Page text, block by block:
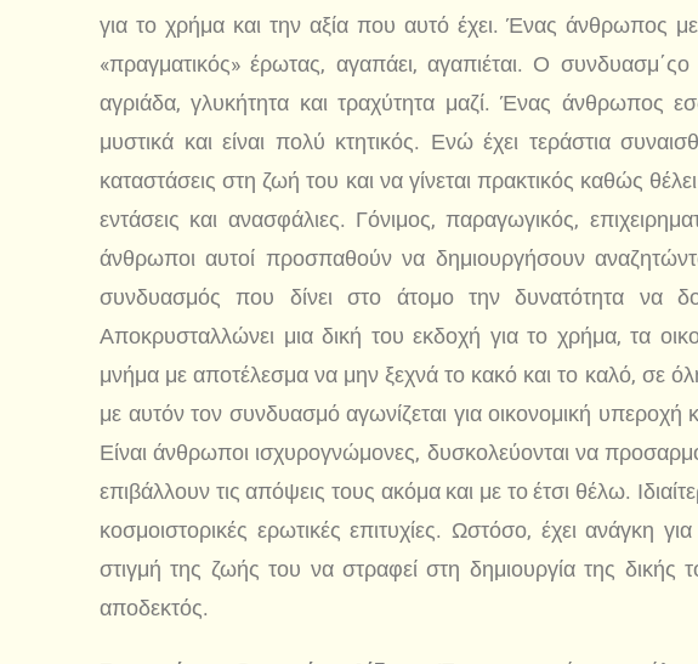
για το χρήμα και την αξία που αυτό έχει. Ένας άνθρωπος με
«πραγματικός» έρωτας, αγαπάει, αγαπιέται. Ο
αγριάδα, γλυκήτητα και τραχύτητα μαζί. Ένας άνθρωπος
μυστικά και είναι πολύ κτητικός. Ενώ έχει τεράστια
καταστάσεις στη ζωή του και να γίνεται πρακτικός καθώς
εντάσεις και ανασφάλιες. Γόνιμος, παραγωγικός,
άνθρωποι αυτοί προσπαθούν να δημιουργήσουν
συνδυασμός που δίνει στο άτομο την δυνατότητα να
Αποκρυσταλλώνει μια δική του εκδοχή για το χρήμα, τα
μνήμα με αποτέλεσμα να μην ξεχνά το κακό και το καλό, σε
με αυτόν τον συνδυασμό αγωνίζεται για οικονομική υπεροχή
Είναι άνθρωποι ισχυρογνώμονες, δυσκολεύονται να
επιβάλλουν τις απόψεις τους ακόμα και με το έτσι θέλω.
κοσμοιστορικές ερωτικές επιτυχίες. Ωστόσο, έχει ανάγκη
στιγμή της ζωής του να στραφεί στη δημιουργία της δικής
αποδεκτός.